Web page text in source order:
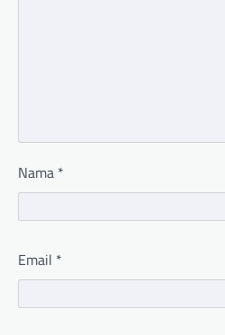
Nama *
Email *